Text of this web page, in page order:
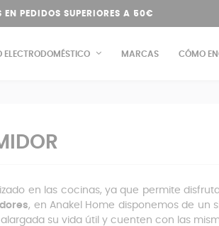
PEDIDOS SUPERIORES A 50€
ELECTRODOMÉSTICO MARCAS CÓMO
en las cocinas, ya que permite
, en Anakel Home disponemos de un
su vida útil y cuenten con las